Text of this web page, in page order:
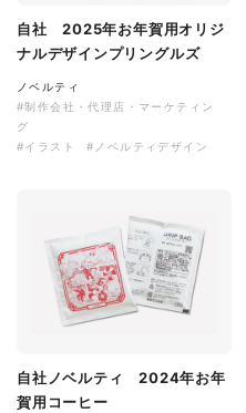
自社 2025年お年賀用オリジ
ナルデザインプリングルズ
ノベルティ
#制作会社・代理店・マーケティン
グ
#イラスト
#ノベルティデザイン
自社ノベルティ 2024年お年
賀用コーヒー